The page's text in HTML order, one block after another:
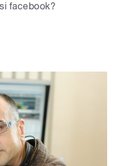
facebook?